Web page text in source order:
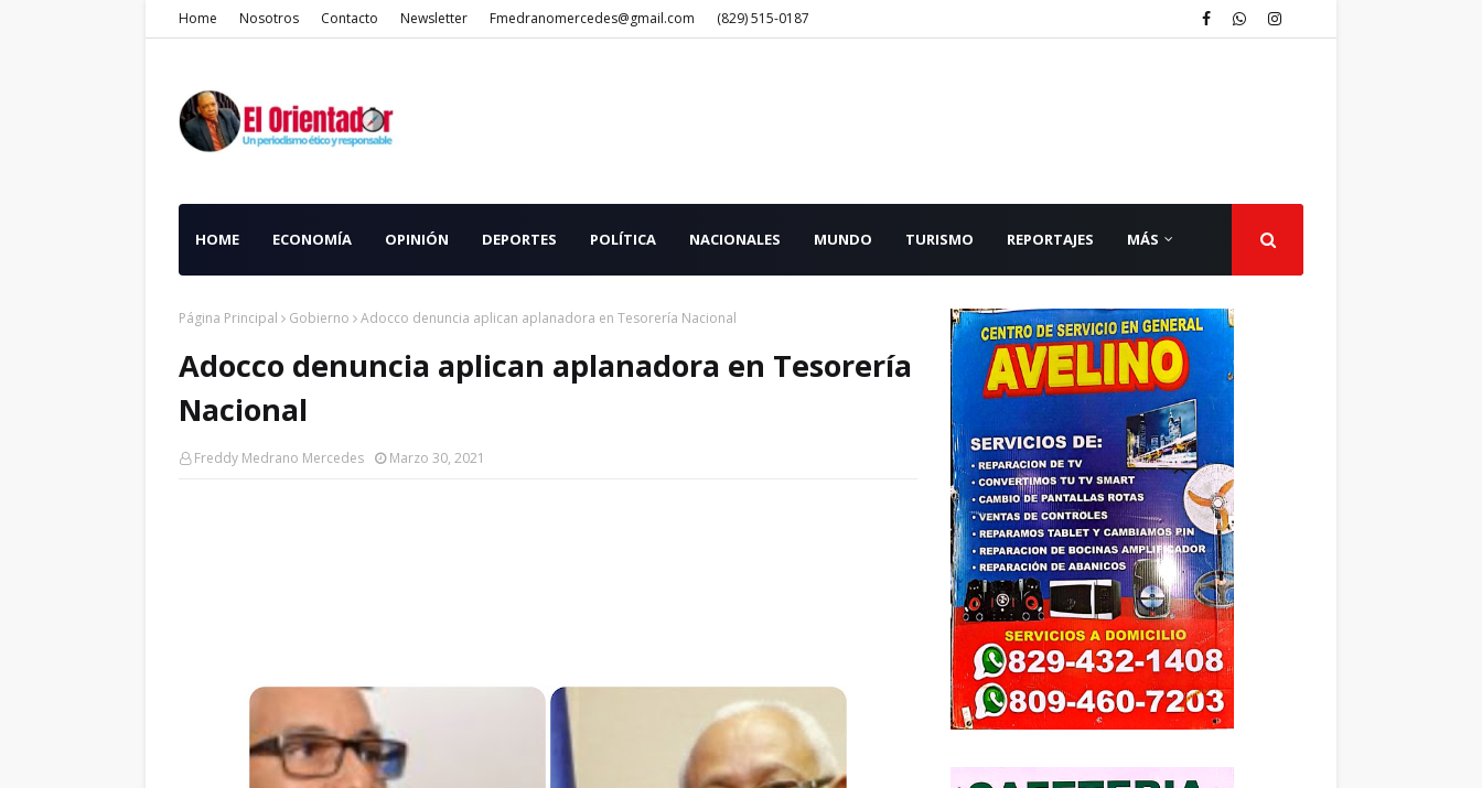
Home Nosotros Contacto Newsletter Fmedranomercedes@gmail.com (829) 515-0187
HOME ECONOMÍA OPINIÓN DEPORTES POLÍTICA NACIONALES MUNDO TURISMO REPORTAJES MÁS
Página Principal Gobierno Adocco denuncia aplican aplanadora en Tesorería Nacional
Adocco denuncia aplican aplanadora en Tesorería
Nacional
Freddy Medrano Mercedes Marzo 30, 2021